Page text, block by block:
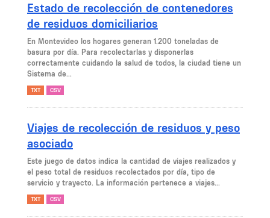
Estado de recolección de contenedores
de residuos domiciliarios
En Montevideo los hogares generan 1.200 toneladas de
basura por día. Para recolectarlas y disponerlas
correctamente cuidando la salud de todos, la ciudad tiene un
Sistema de...
TXT CSV
Viajes de recolección de residuos y peso
asociado
Este juego de datos indica la cantidad de viajes realizados y
el peso total de residuos recolectados por día, tipo de
servicio y trayecto. La información pertenece a viajes...
TXT CSV